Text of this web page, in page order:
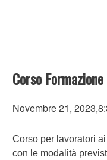
Corso
Novembre 21,
Corso per lavoratori
con le modalità